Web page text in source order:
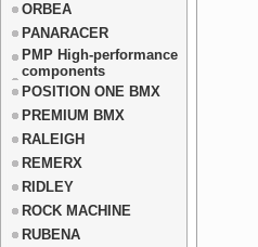
ORBEA
PANARACER
PMP High-performance
components
POSITION ONE BMX
PREMIUM BMX
RALEIGH
REMERX
RIDLEY
ROCK MACHINE
RUBENA